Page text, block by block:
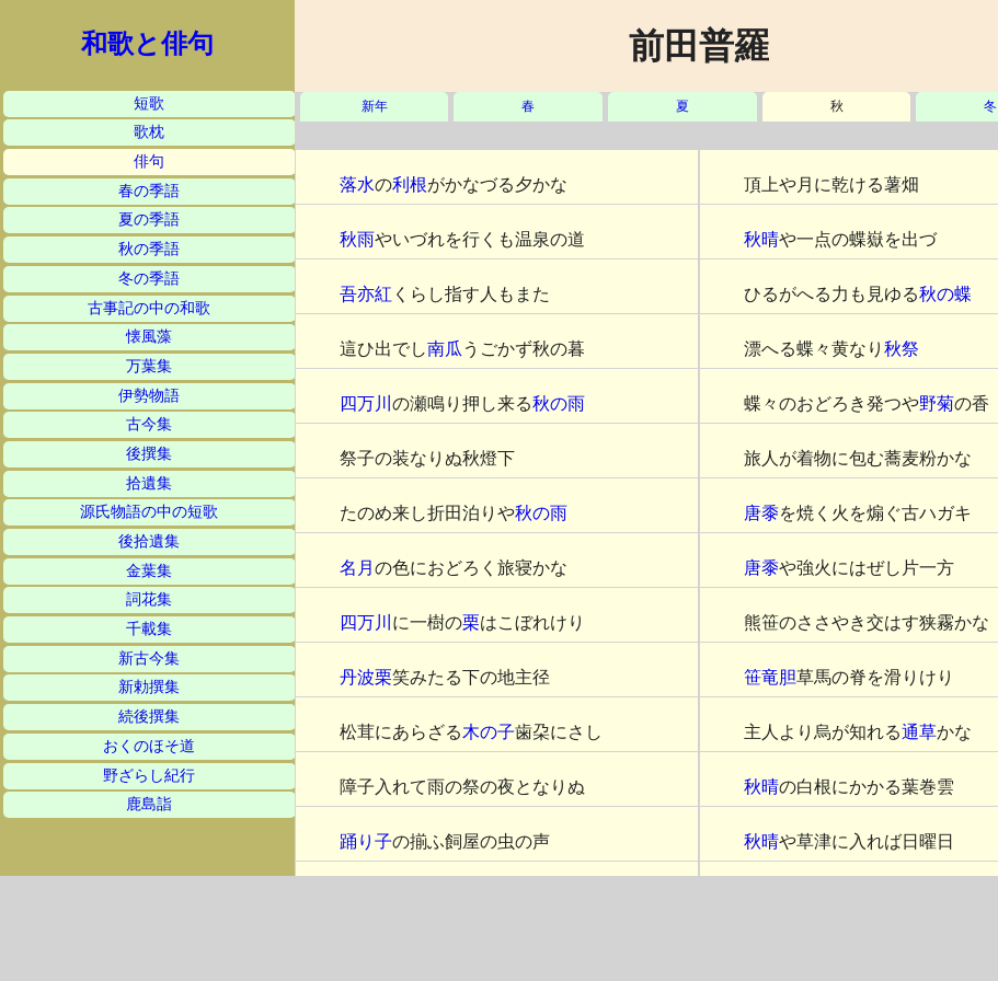
和歌と俳句
短歌
歌枕
俳句
春の季語
夏の季語
秋の季語
冬の季語
古事記の中の和歌
懐風藻
万葉集
伊勢物語
古今集
後撰集
拾遺集
源氏物語の中の短歌
後拾遺集
金葉集
詞花集
千載集
新古今集
新勅撰集
続後撰集
おくのほそ道
野ざらし紀行
鹿島詣
前田普羅
新年 春 夏 秋 冬
落水の利根がかなづる夕かな
秋雨やいづれを行くも温泉の道
吾亦紅 くらし指す人もまた
這ひ出でし南瓜 うごかず秋の暮
四万川 の瀬鳴り押し来る秋の雨
祭子の装なりぬ秋燈下
たのめ来し折田泊りや秋の雨
名月 の色におどろく旅寝かな
四万川 に一樹の栗はこぼれけり
丹波栗笑みたる下の地主径
松茸にあらざる木の子歯朶にさし
障子入れて雨の祭の夜となりぬ
踊り子の揃ふ飼屋の虫の声
頂上や月に乾ける薯畑
秋晴や一点の蝶嶽を出づ
ひるがへる力も見ゆる秋の蝶
漂へる蝶々黄なり秋祭
蝶々のおどろき発つや野菊の香
旅人が着物に包む蕎麦粉かな
唐黍を焼く火を煽ぐ古ハガキ
唐黍や強火にはぜし片一方
熊笹のささやき交はす狭霧かな
笹竜胆草馬の脊を滑りけり
主人より烏が知れる通草かな
秋晴の白根にかかる葉巻雲
秋晴や草津に入れば日曜日